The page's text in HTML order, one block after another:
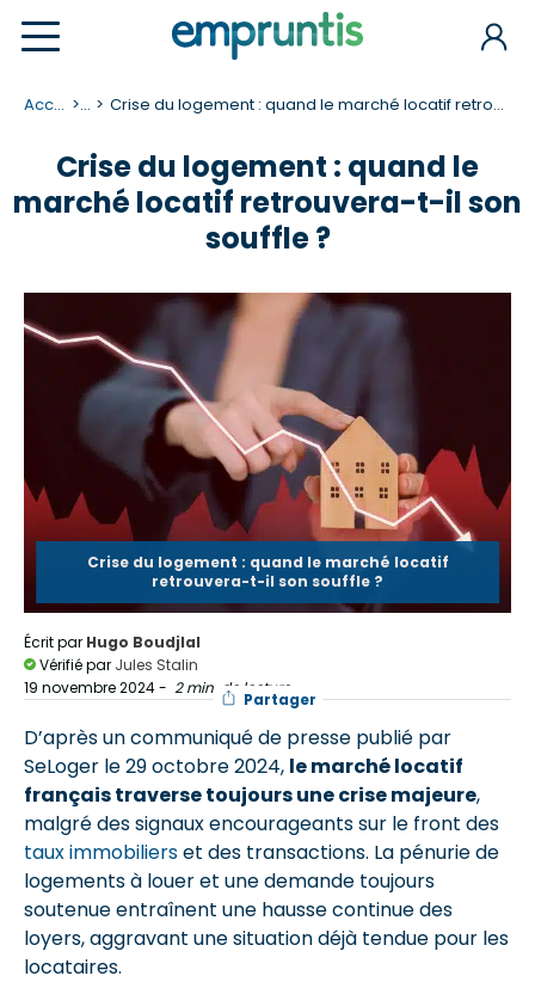
Accueil ... Crise du logement : quand le marché locatif retrouvera-t-il son souffle ?
Crise du logement : quand le
marché locatif retrouvera-t-il son
souffle ?
Crise du logement : quand le marché locatif
retrouvera-t-il son souffle ?
Écrit par Hugo Boudjlal
Vérifié par Jules Stalin
19 novembre 2024- 2 min. de lecture
Partager
D’après un communiqué de presse publié par
SeLoger le 29 octobre 2024, le marché locatif
français traverse toujours une crise majeure,
malgré des signaux encourageants sur le front des
taux immobilierset des transactions. La pénurie de
logements à louer et une demande toujours
soutenue entraînent une hausse continue des
loyers, aggravant une situation déjà tendue pour les
locataires.